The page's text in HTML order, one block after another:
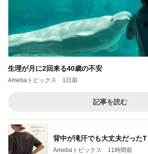
Amebaトピックス 10時間前
かとうかず子 ピーカンの暑い日
Amebaトピックス 2日前